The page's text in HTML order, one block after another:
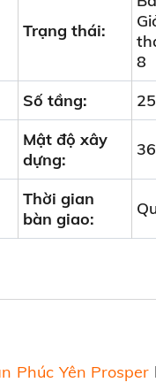
Trạng thái:
8
Số tầng: 25
Mật độ xây
dựng:
Thời gian
bàn giao:
Phúc Yên Prosper